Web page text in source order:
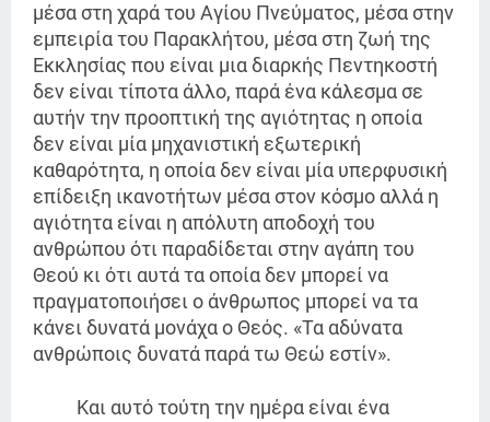
μέσα στη χαρά του Αγίου Πνεύματος, μέσα στην
εμπειρία του Παρακλήτου, μέσα στη ζωή της
Εκκλησίας που είναι μια διαρκής Πεντηκοστή
δεν είναι τίποτα άλλο, παρά ένα κάλεσμα σε
αυτήν την προοπτική της αγιότητας η οποία
δεν είναι μία μηχανιστική εξωτερική
καθαρότητα, η οποία δεν είναι μία υπερφυσική
επίδειξη ικανοτήτων μέσα στον κόσμο αλλά η
αγιότητα είναι η απόλυτη αποδοχή του
ανθρώπου ότι παραδίδεται στην αγάπη του
Θεού κι ότι αυτά τα οποία δεν μπορεί να
πραγματοποιήσει ο άνθρωπος μπορεί να τα
κάνει δυνατά μονάχα ο Θεός. «Τα αδύνατα
ανθρώποις δυνατά παρά τω Θεώ εστίν».
Και αυτό τούτη την ημέρα είναι ένα